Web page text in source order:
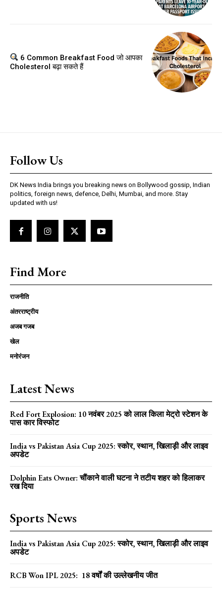
6 Common Breakfast Food जो आपका
Cholesterol बढ़ा सकते हैं
Follow Us
DK News India brings you breaking news on Bollywood gossip, Indian
politics, foreign news, defence, Delhi, Mumbai, and more. Stay
updated with us!
Find More
राजनीति
अंतरराष्ट्रीय
अजब गजब
खेल
मनोरंजन
Latest News
Red Fort Explosion: 10 नवंबर 2025 को लाल किला मेट्रो स्टेशन के
पास कार विस्फोट
India vs Pakistan Asia Cup 2025: स्कोर, स्थान, खिलाड़ी और लाइव
अपडेट
Dolphin Eats Owner: चौंकाने वाली घटना ने तटीय शहर को हिलाकर
रख दिया
Sports News
India vs Pakistan Asia Cup 2025: स्कोर, स्थान, खिलाड़ी और लाइव
अपडेट
RCB Won IPL 2025: 18 वर्षों की उल्लेखनीय जीत